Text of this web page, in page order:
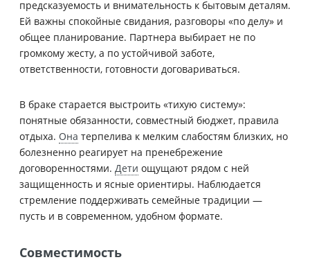
предсказуемость и внимательность к бытовым деталям.
Ей важны спокойные свидания, разговоры «по делу» и
общее планирование. Партнера выбирает не по
громкому жесту, а по устойчивой заботе,
ответственности, готовности договариваться.
В браке старается выстроить «тихую систему»:
понятные обязанности, совместный бюджет, правила
отдыха. Она терпелива к мелким слабостям близких, но
болезненно реагирует на пренебрежение
договоренностями. Дети ощущают рядом с ней
защищенность и ясные ориентиры. Наблюдается
стремление поддерживать семейные традиции —
пусть и в современном, удобном формате.
Совместимость